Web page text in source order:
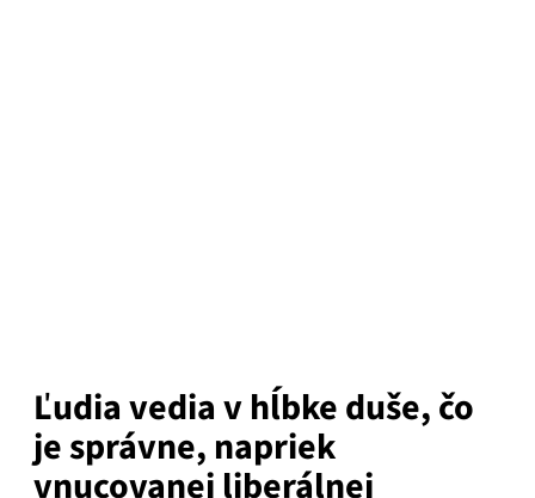
Ľudia vedia v hĺbke duše, čo
je správne, napriek
vnucovanej liberálnej